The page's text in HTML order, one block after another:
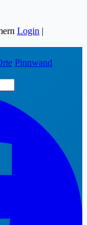
Login |
Pinnwand